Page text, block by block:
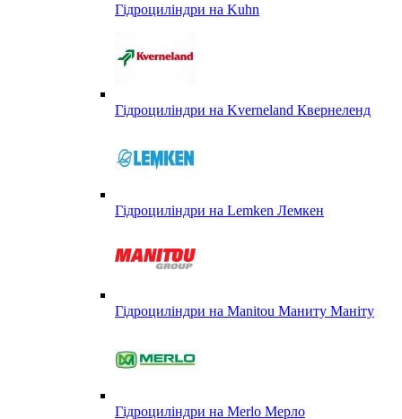
Гідроциліндри на Kuhn
Гідроциліндри на Kverneland Квернеленд
Гідроциліндри на Lemken Лемкен
Гідроциліндри на Manitou Маниту Маніту
Гідроциліндри на Merlo Мерло